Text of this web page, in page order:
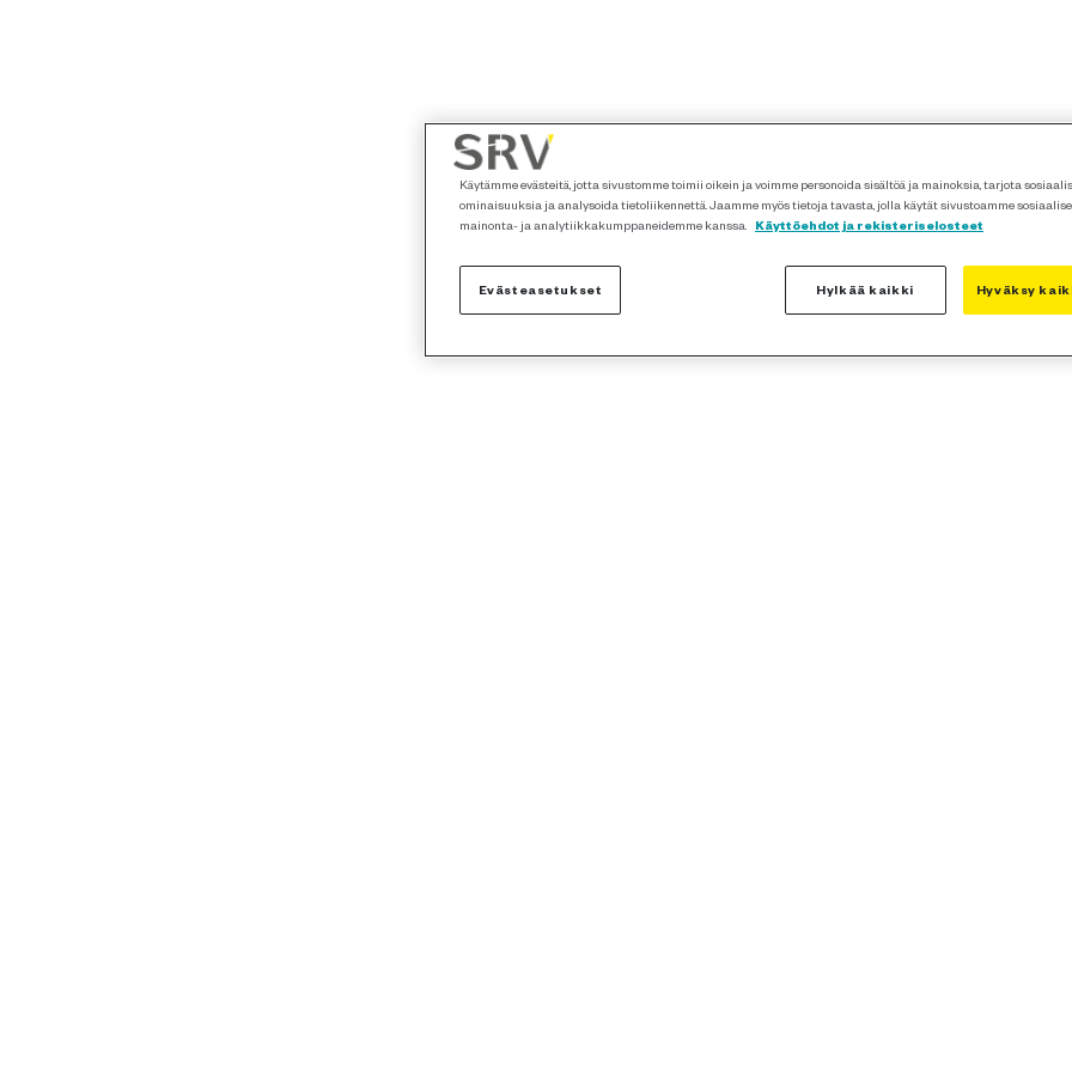
Käytämme evästeitä, jotta sivustomme toimii oikein ja voimme personoida sisältöä ja mainoksia, tarjota
ominaisuuksia ja analysoida tietoliikennettä. Jaamme myös tietoja tavasta, jolla käytät sivustoamme
mainonta- ja analytiikkakumppaneidemme kanssa.
Käyttöehdot ja rekisteriselosteet
Evästeasetukset Hylkää kaikki Hyväksy